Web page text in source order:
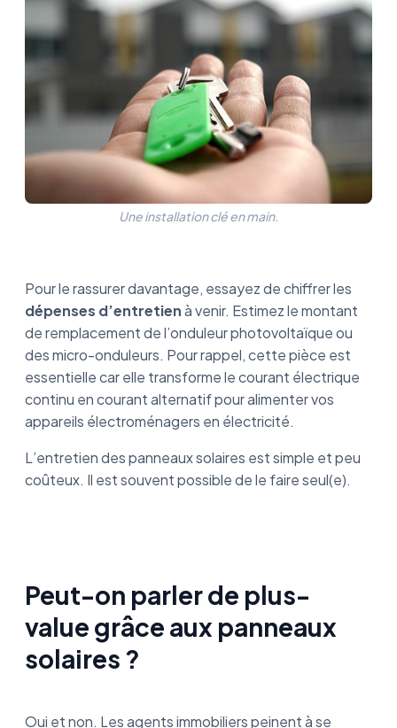
Une installation clé en main.
Pour le rassurer davantage, essayez de chiffrer les
dépenses d’entretienà venir. Estimez le montant
de remplacement de l’onduleur photovoltaïque ou
des micro-onduleurs. Pour rappel, cette pièce est
essentielle car elle transforme le courant électrique
continu en courant alternatif pour alimenter vos
appareils électroménagers en électricité.
L’entretien des panneaux solaires est simple et peu
coûteux. Il est souvent possible de le faire seul(e).
Peut-on parler de plus-
value grâce aux panneaux
solaires ?
Oui et non. Les agents immobiliers peinent à se